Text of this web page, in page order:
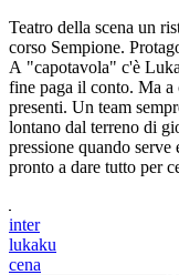
Teatro della scena un
corso Sempione.
A "capotavola" c'è
fine paga il conto. Ma
presenti. Un team
lontano dal terreno di
pressione quando
pronto a dare tutto per
inter
lukaku
cena